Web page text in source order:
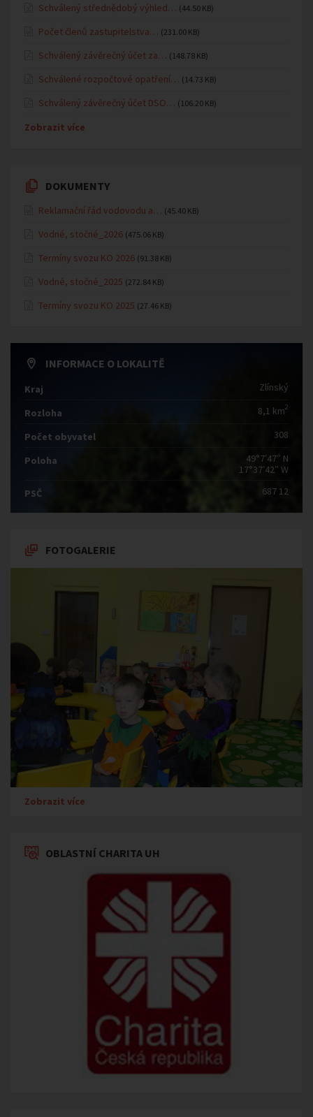
Schválený střednědobý výhled… (44.50 KB)
Počet členů zastupitelstva… (231.00 KB)
Schválený závěrečný účet za… (148.78 KB)
Schválené rozpočtové opatření… (14.73 KB)
Schválený závěrečný účet DSO… (106.20 KB)
Zobrazit více
DOKUMENTY
Reklamační řád vodovodu a… (45.40 KB)
Vodné, stočné_2026 (475.06 KB)
Termíny svozu KO 2026 (91.38 KB)
Vodné, stočné_2025 (272.84 KB)
Termíny svozu KO 2025 (27.46 KB)
INFORMACE O LOKALITĚ
Kraj Zlínský
Rozloha 8,1 km2
Počet obyvatel 308
Poloha
49°7′47″ N
17°37′42″ W
PSČ
687 12
FOTOGALERIE
Zobrazit více
OBLASTNÍ CHARITA UH